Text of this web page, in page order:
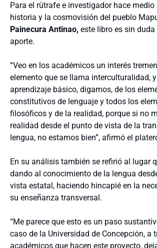
Para el rütrafe e investigador hace medio
historia y la cosmovisión del pueblo
Painecura Antinao, este libro es sin
aporte.
“Veo en los académicos un interés
elemento que se llama interculturalidad, y
aprendizaje básico, digamos, de los
constitutivos de lenguaje y todos los
filosóficos y de la realidad, porque si no
realidad desde el punto de vista de la
lengua, no estamos bien”, afirmó el
En su análisis también se refirió al lugar
dando al conocimiento de la lengua
vista estatal, haciendo hincapié en la
su enseñanza transversal.
“Me parece que esto es un paso
caso de la Universidad de Concepción, a
académicos que hacen este proyecto,